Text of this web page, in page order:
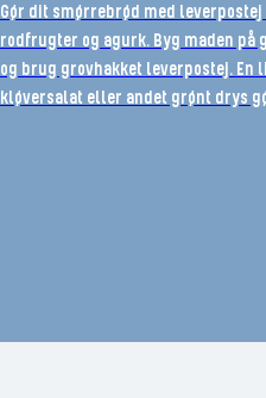
Gør dit smørrebrød med
rodfrugter og agurk. Byg maden
og brug grovhakket leverpostej. En
kløversalat eller andet grønt drys